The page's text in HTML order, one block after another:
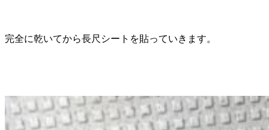
完全に乾いてから長尺シートを貼っていきます。